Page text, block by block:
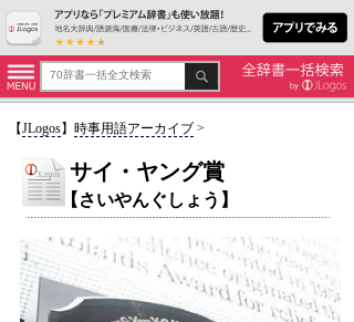
【JLogos】 時事用語アーカイブ>
サイ・ヤング賞
【さいやんぐしょう】